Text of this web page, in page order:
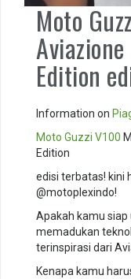
Moto
Edition
Information on
Moto Guzzi V100
Edition
edisi terbatas! kini
@motoplexindo!
Apakah kamu
memadukan
terinspirasi dari
Kenapa kamu